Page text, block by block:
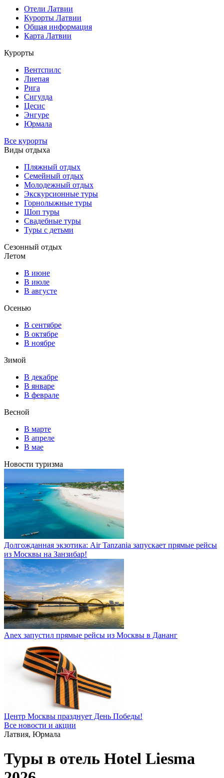
Отели Латвии
Курорты Латвии
Общая информация
Карта Латвии
Курорты
Вентспилс
Лиепая
Рига
Сигулда
Цесис
Энгуре
Юрмала
Все курорты
Виды отдыха
Пляжный отдых
Семейный отдых
Молодежный отдых
Экскурсионные туры
Горнолыжные туры
Шоп туры
Свадебные туры
Туры с детьми
Сезонный отдых
Летом
В июне
В июле
В августе
Осенью
В сентябре
В октябре
В ноябре
Зимой
В декабре
В январе
В феврале
Весной
В марте
В апреле
В мае
Новости туризма
Долгожданная экзотика: Air Tanzania запускает прямые рейсы
из Москвы на Занзибар!
Anex запустил прямые рейсы из Москвы в Дананг
Центр Москвы празднует День Победы!
Все новости и акции
Латвия, Юрмала
Туры в отель Hotel Liesma